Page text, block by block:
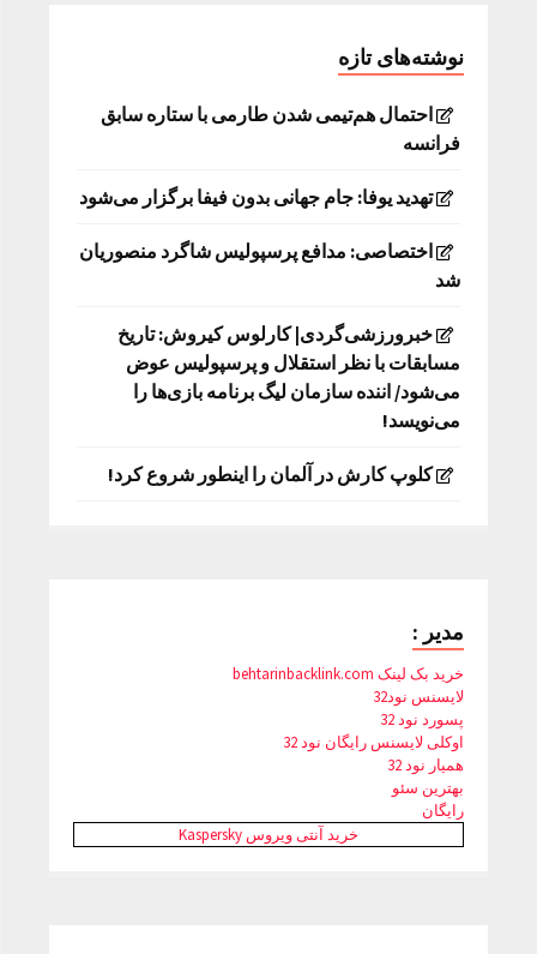
نوشته‌های تازه
احتمال هم‌تیمی شدن طارمی با ستاره سابق
فرانسه
تهدید یوفا: جام جهانی بدون فیفا برگزار می‌شود
اختصاصی: مدافع پرسپولیس شاگرد منصوریان
شد
خبرورزشی‌گردی| کارلوس کیروش: تاریخ
مسابقات با نظر استقلال و پرسپولیس عوض
می‌شود/ اننده سازمان لیگ برنامه بازی‌ها را
می‌نویسد!
کلوپ کارش در آلمان را اینطور شروع کرد!
مدیر :
خرید بک لینک behtarinbacklink.com
لایسنس نود32
پسورد نود 32
اوکلی لایسنس رایگان نود 32
همیار نود 32
بهترین سئو
رایگان
خرید آنتی ویروس Kaspersky